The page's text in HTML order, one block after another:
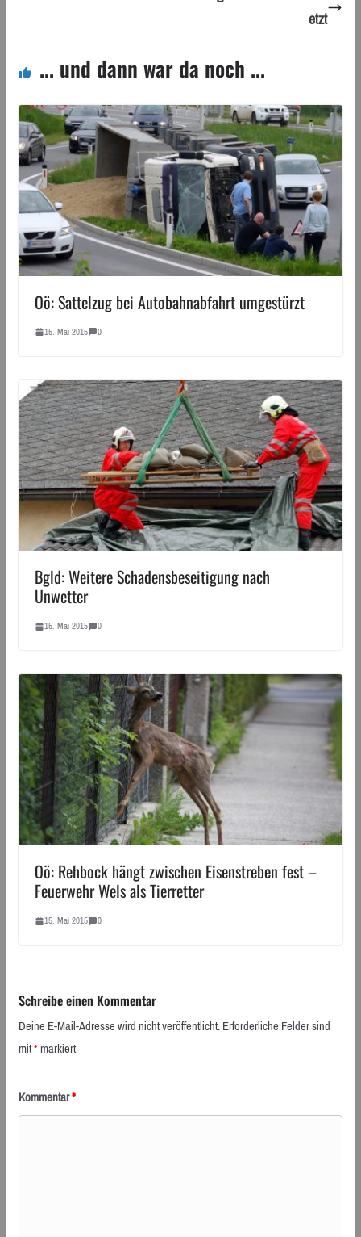
etzt
... und dann war da noch ...
Oö: Sattelzug bei Autobahnabfahrt umgestürzt
15. Mai 2015 0
Bgld: Weitere Schadensbeseitigung nach
Unwetter
15. Mai 2015 0
Oö: Rehbock hängt zwischen Eisenstreben fest –
Feuerwehr Wels als Tierretter
15. Mai 2015 0
Schreibe einen Kommentar
Deine E-Mail-Adresse wird nicht veröffentlicht.Erforderliche Felder sind
mit*markiert
Kommentar*